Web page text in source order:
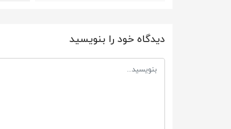
دیدگاه خود را بنویسید